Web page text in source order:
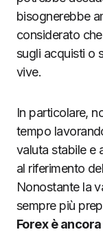
bisognerebbe
considerato
sugli acquisti o
vive.
In particolare,
tempo
valuta stabile e
al riferimento
Nonostante la
sempre più
Forex è